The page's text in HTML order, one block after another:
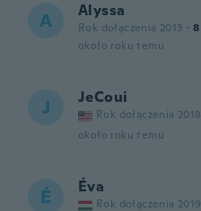
A Alyssa
Rok dołączenia 2013 · 8
około roku temu
J JeCoui
Rok dołączenia 2018
około roku temu
É Éva
Rok dołączenia 2019